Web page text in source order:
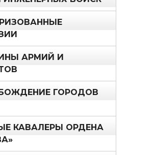
АРМИЙ И
ГОРОДОВ
КАВАЛЕРЫ ОРДЕНА